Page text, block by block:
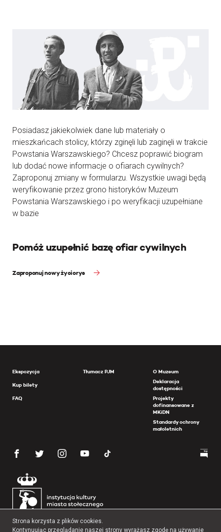
Posiadasz jakiekolwiek dane lub materiały o
mieszkańcach stolicy, którzy zginęli lub zaginęli w trakcie
Powstania Warszawskiego? Chcesz poprawić biogram
lub dodać nowe informacje o ofiarach cywilnych?
Zaproponuj zmiany w formularzu. Wszystkie uwagi będą
weryfikowanie przez grono historyków Muzeum
Powstania Warszawskiego i po weryfikacji uzupełniane
w bazie
Pomóż uzupełnić bazę ofiar cywilnych
Zaproponuj nowy życiorys
Ekspozycja
Kup bilety
FAQ
Tłumacz PJM
O Muzeum
Deklaracja
dostępności
Projekty
dofinansowane z
MKiDN
Standardy ochrony
małoletnich
Strona korzysta z plików cookies.
Kontynuując przeglądanie naszej strony wyrażasz zgodę na używanie